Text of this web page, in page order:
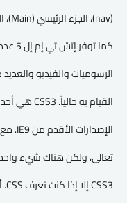
كما
الرسوميات والفيديو
تعالى، ولكن هناك شيء واحد